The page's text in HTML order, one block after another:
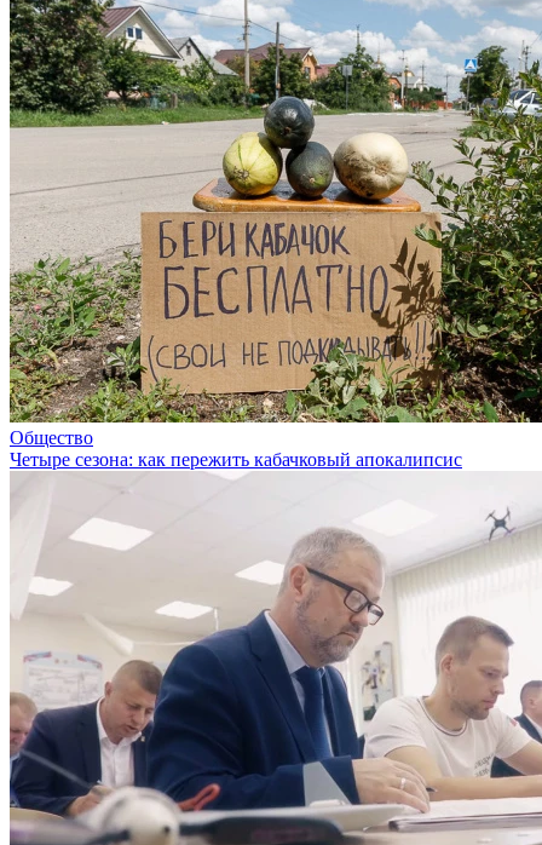
Общество
Четыре сезона: как пережить кабачковый апокалипсис